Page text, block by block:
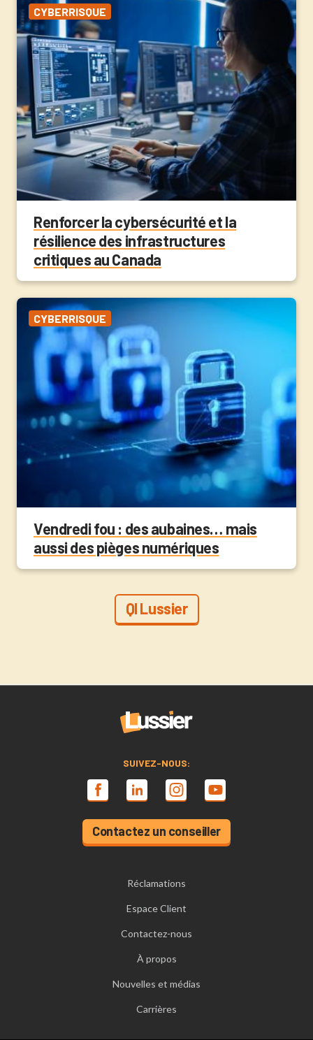
CYBERRISQUE
Renforcer la cybersécurité et la
résilience des infrastructures
critiques au Canada
CYBERRISQUE
Vendredi fou : des aubaines… mais
aussi des pièges numériques
QI Lussier
SUIVEZ-NOUS:
Contactez un conseiller
Réclamations
Espace Client
Contactez-nous
À propos
Nouvelles et médias
Carrières